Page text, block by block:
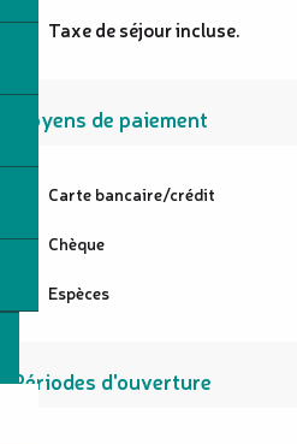
Taxe de séjour incluse.
Moyens de paiement
Carte bancaire/crédit
Chèque
Espèces
Périodes d'ouverture